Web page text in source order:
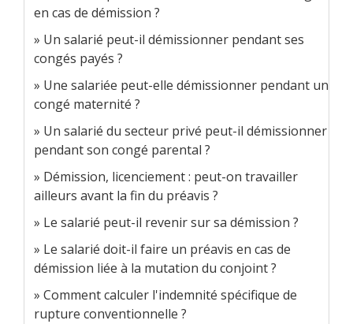
en cas de démission ?
Un salarié peut-il démissionner pendant ses
congés payés ?
Une salariée peut-elle démissionner pendant un
congé maternité ?
Un salarié du secteur privé peut-il démissionner
pendant son congé parental ?
Démission, licenciement : peut-on travailler
ailleurs avant la fin du préavis ?
Le salarié peut-il revenir sur sa démission ?
Le salarié doit-il faire un préavis en cas de
démission liée à la mutation du conjoint ?
Comment calculer l'indemnité spécifique de
rupture conventionnelle ?